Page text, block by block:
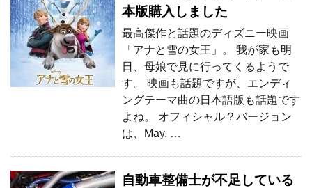
本版購入しました
最高傑作と話題のディズニー映画
「アナと雪の女王」。 我が家も明
日、母娘で見に行ってくるようで
す。 映画も話題ですが、エンディ
ングテーマ曲の日本語版も話題です
よね。 オフィシャル？バージョン
は、May. …
自動車整備士が不足している